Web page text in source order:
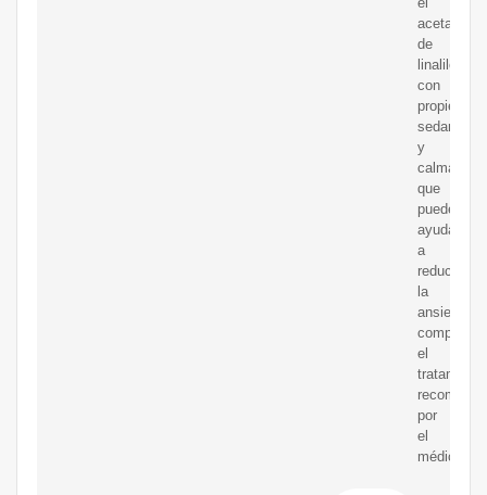
acetato
de
linalilo,
con
sedantes
y
calmantes
que
pueden
ayudar
a
reducir
la
ansiedad,
el
tratamiento
por
el
médico.